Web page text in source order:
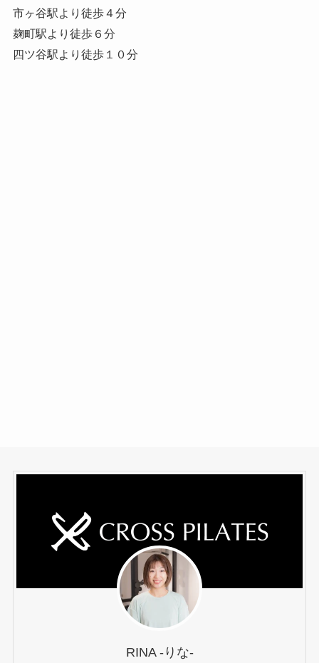
市ヶ谷駅より徒歩４分
麹町駅より徒歩６分
四ツ谷駅より徒歩１０分
RINA -りな-